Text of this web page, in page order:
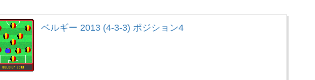
ベルギー 2013 (4-3-3) ポジション4